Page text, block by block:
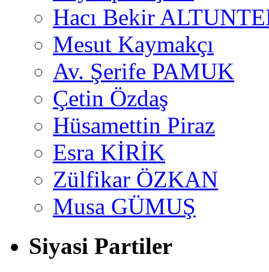
Hacı Bekir
Mesut Kaymakçı
Av. Şerife PAMUK
Çetin Özdaş
Hüsamettin Piraz
Esra KİRİK
Zülfikar ÖZKAN
Musa GÜMUŞ
Siyasi Partiler